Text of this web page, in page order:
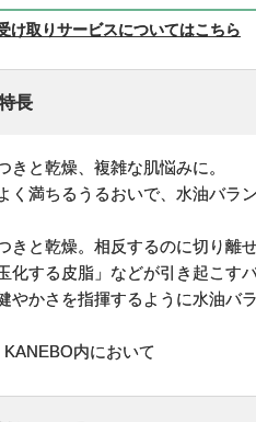
け取りサービスについてはこちら
長
きと乾燥、複雑な肌悩みに。
く満ちるうるおいで、水油バラ
きと乾燥。相反するのに切り離
玉化する皮脂」などが引き起こす
やかさを指揮するように水油バ
内において